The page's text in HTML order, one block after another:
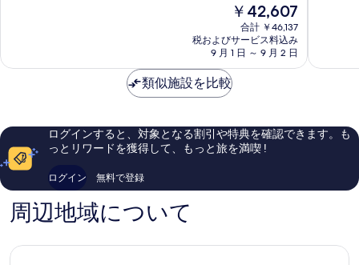
ベ
素
い、
コ
ミ
件
の
コ
現
の
料
金
は
￥42,607
￥42,607
合計 ￥46,137
税およびサービス料込み
9 月 1 日 ～ 9 月 2 日
ル
素
い、
口
口
類似施設を比較
ログインすると、対象となる割引や特典を確認できます。も
っとリワードを獲得して、もっと旅を満喫 !
ログイン 無料で登録
周辺地域について